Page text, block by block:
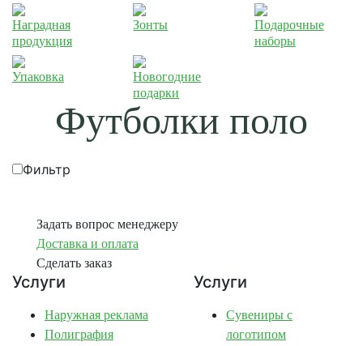
Наградная
продукция
Зонты
Подарочные
наборы
Упаковка
Новогодние
подарки
Футболки поло
Фильтр
Задать вопрос менеджеру
Доставка и оплата
Сделать заказ
Услуги
Наружная реклама
Полиграфия
Услуги
Сувениры с
логотипом